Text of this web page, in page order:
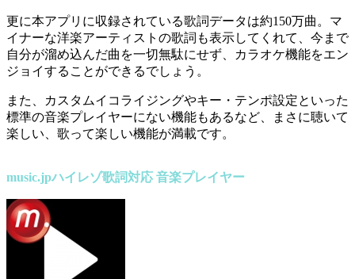
更に本アプリに収録されている歌詞データは約150万曲。マ
イナーな洋楽アーティストの歌詞も表示してくれて、今まで
自分が溜め込んだ曲を一切無駄にせず、カラオケ機能をエン
ジョイすることができるでしょう。
また、カスタムイコライジングやキー・テンポ設定といった
標準の音楽プレイヤーにない機能もあるなど、まさに聴いて
楽しい、歌って楽しい機能が満載です。
music.jpハイレゾ歌詞対応 音楽プレイヤー